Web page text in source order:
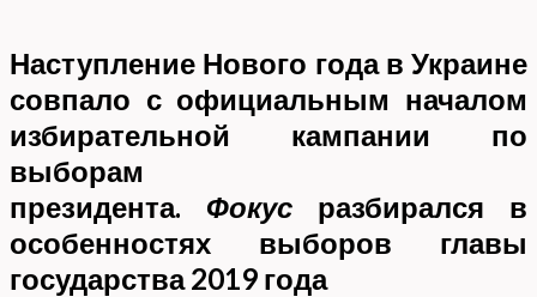
Наступление Нового года в Украине
совпало с официальным началом
избирательной кампании по
выборам
президента. Фокус разбирался в
особенностях выборов главы
государства 2019 года